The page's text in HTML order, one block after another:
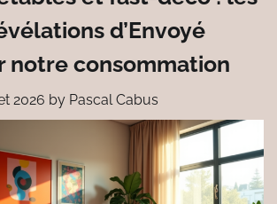
d’Envoyé
notre consommation
2026 by Pascal Cabus